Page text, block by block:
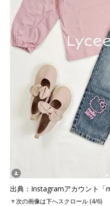
出典：Instagramアカウント「
▼次の画像は下へスクロール (4/6)